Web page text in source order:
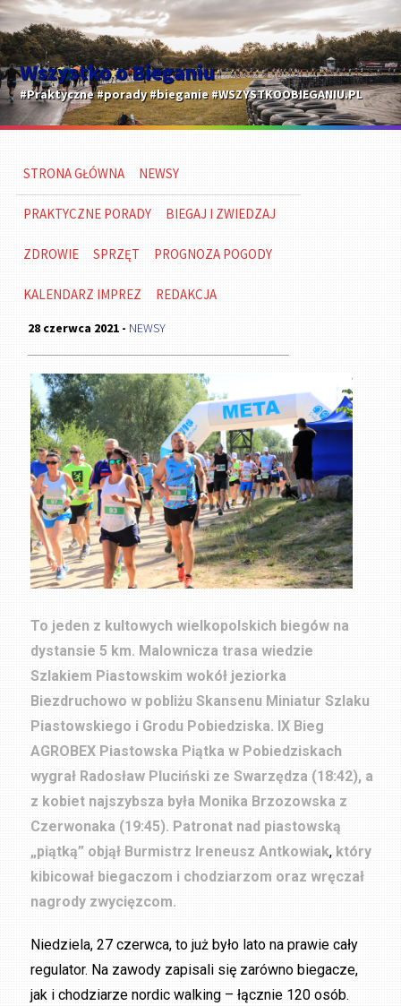
Wszystko o Bieganiu
#Praktyczne #porady #bieganie #WSZYSTKOOBIEGANIU.PL
STRONA GŁÓWNA NEWSY
PRAKTYCZNE PORADY BIEGAJ I ZWIEDZAJ
ZDROWIE SPRZĘT PROGNOZA POGODY
KALENDARZ IMPREZ REDAKCJA
28 czerwca 2021 - NEWSY
To jeden z kultowych wielkopolskich biegów na
dystansie 5 km. Malownicza trasa wiedzie
Szlakiem Piastowskim wokół jeziorka
Biezdruchowo w pobliżu Skansenu Miniatur Szlaku
Piastowskiego i Grodu Pobiedziska. IX Bieg
AGROBEX Piastowska Piątka w Pobiedziskach
wygrał Radosław Pluciński ze Swarzędza (18:42), a
z kobiet najszybsza była Monika Brzozowska z
Czerwonaka (19:45). Patronat nad piastowską
„piątką” objął Burmistrz Ireneusz Antkowiak, który
kibicował biegaczom i chodziarzom oraz wręczał
nagrody zwycięzcom.
Niedziela, 27 czerwca, to już było lato na prawie cały
regulator. Na zawody zapisali się zarówno biegacze,
jak i chodziarze nordic walking – łącznie 120 osób.